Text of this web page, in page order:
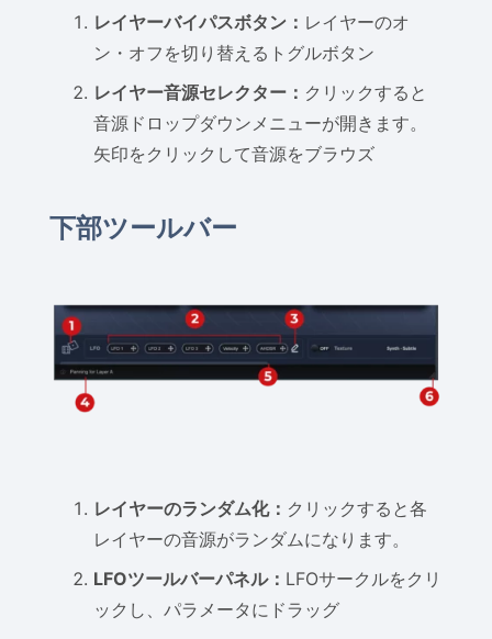
レイヤーバイパスボタン： レイヤーのオ
ン・オフを切り替えるトグルボタン
レイヤー音源セレクター： クリックすると
音源ドロップダウンメニューが開きます。
矢印をクリックして音源をブラウズ
下部ツールバー
レイヤーのランダム化： クリックすると各
レイヤーの音源がランダムになります。
LFOツールバーパネル： LFOサークルをクリ
ックし、パラメータにドラッグ